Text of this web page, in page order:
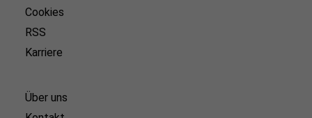
Cookies
RSS
Karriere
Über uns